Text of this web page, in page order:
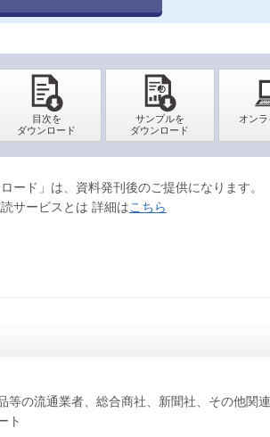
ード」は、資料発刊後のご提供になります。
サービスとは 詳細はこちら
等の流通業者、総合商社、新聞社、その他関
ト